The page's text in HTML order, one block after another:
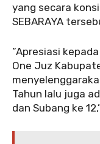
yang secara
SEBARAYA
‎‎”Apresiasi
One Juz
Tahun lalu juga
dan Subang ke